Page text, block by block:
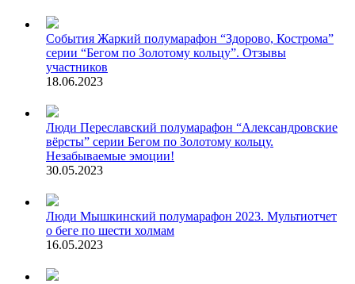
События Жаркий полумарафон “Здорово, Кострома”
серии “Бегом по Золотому кольцу”. Отзывы
участников
18.06.2023
Люди Переславский полумарафон “Александровские
вёрсты” серии Бегом по Золотому кольцу.
Незабываемые эмоции!
30.05.2023
Люди Мышкинский полумарафон 2023. Мультиотчет
о беге по шести холмам
16.05.2023